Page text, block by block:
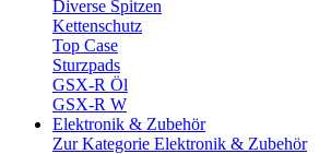
Diverse Spitzen
Kettenschutz
Top Case
Sturzpads
GSX-R Öl
GSX-R W
Elektronik & Zubehör
Zur Kategorie Elektronik & Zubehör